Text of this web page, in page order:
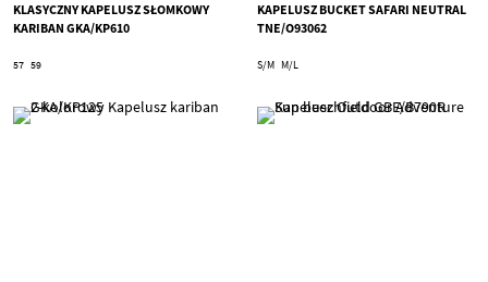
KLASYCZNY KAPELUSZ SŁOMKOWY
KARIBAN GKA/KP610
57 59
KAPELUSZ BUCKET SAFARI NEUTRAL
TNE/O93062
S/M M/L